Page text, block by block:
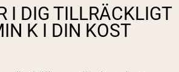
I DIG TILLRÄCKLIGT
K I DIN KOST